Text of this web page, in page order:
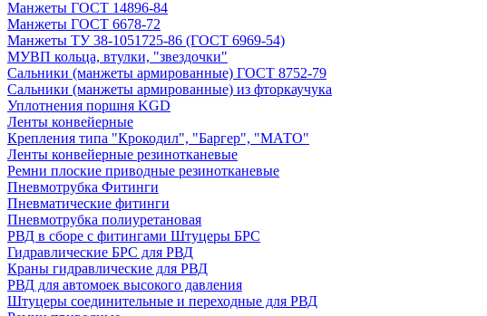
Манжеты ГОСТ 14896-84
Манжеты ГОСТ 6678-72
Манжеты ТУ 38-1051725-86 (ГОСТ 6969-54)
МУВП кольца, втулки, "звездочки"
Сальники (манжеты армированные) ГОСТ 8752-79
Сальники (манжеты армированные) из фторкаучука
Уплотнения поршня KGD
Ленты конвейерные
Крепления типа "Крокодил", "Баргер", "МАТО"
Ленты конвейерные резинотканевые
Ремни плоские приводные резинотканевые
Пневмотрубка Фитинги
Пневматические фитинги
Пневмотрубка полиуретановая
РВД в сборе с фитингами Штуцеры БРС
Гидравлические БРС для РВД
Краны гидравлические для РВД
РВД для автомоек высокого давления
Штуцеры соединительные и переходные для РВД